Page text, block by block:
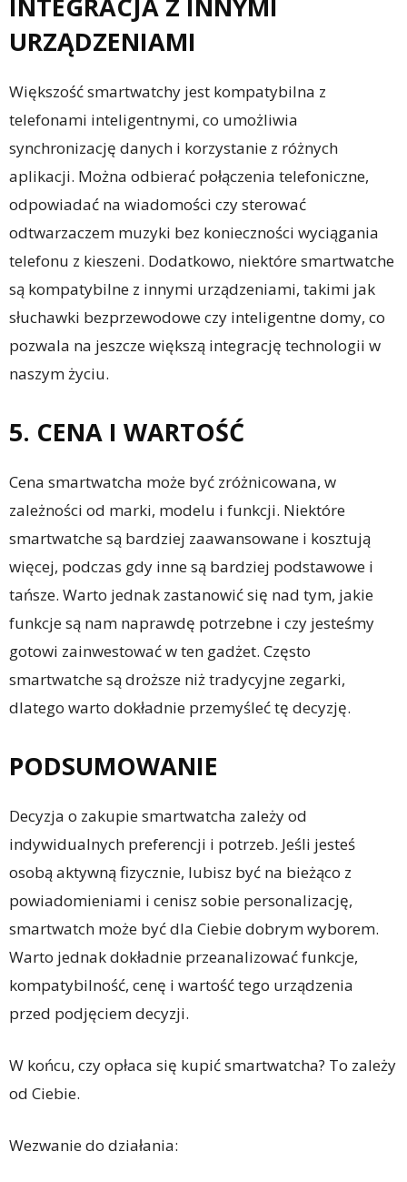
INTEGRACJA Z INNYMI
URZĄDZENIAMI
Większość smartwatchy jest kompatybilna z
telefonami inteligentnymi, co umożliwia
synchronizację danych i korzystanie z różnych
aplikacji. Można odbierać połączenia telefoniczne,
odpowiadać na wiadomości czy sterować
odtwarzaczem muzyki bez konieczności wyciągania
telefonu z kieszeni. Dodatkowo, niektóre smartwatche
są kompatybilne z innymi urządzeniami, takimi jak
słuchawki bezprzewodowe czy inteligentne domy, co
pozwala na jeszcze większą integrację technologii w
naszym życiu.
5. CENA I WARTOŚĆ
Cena smartwatcha może być zróżnicowana, w
zależności od marki, modelu i funkcji. Niektóre
smartwatche są bardziej zaawansowane i kosztują
więcej, podczas gdy inne są bardziej podstawowe i
tańsze. Warto jednak zastanowić się nad tym, jakie
funkcje są nam naprawdę potrzebne i czy jesteśmy
gotowi zainwestować w ten gadżet. Często
smartwatche są droższe niż tradycyjne zegarki,
dlatego warto dokładnie przemyśleć tę decyzję.
PODSUMOWANIE
Decyzja o zakupie smartwatcha zależy od
indywidualnych preferencji i potrzeb. Jeśli jesteś
osobą aktywną fizycznie, lubisz być na bieżąco z
powiadomieniami i cenisz sobie personalizację,
smartwatch może być dla Ciebie dobrym wyborem.
Warto jednak dokładnie przeanalizować funkcje,
kompatybilność, cenę i wartość tego urządzenia
przed podjęciem decyzji.
W końcu, czy opłaca się kupić smartwatcha? To zależy
od Ciebie.
Wezwanie do działania: